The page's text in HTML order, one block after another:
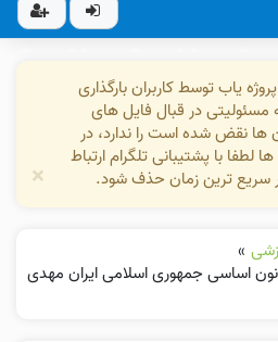
یاب توسط کاربران بارگذاری
در قبال فایل های
ها نقض شده است را ندارد، در
با پشتیبانی تلگرام ارتباط
سریع ترین زمان حذف شود.
×
»
اساسی جمهوری اسلامی ایران مهدی